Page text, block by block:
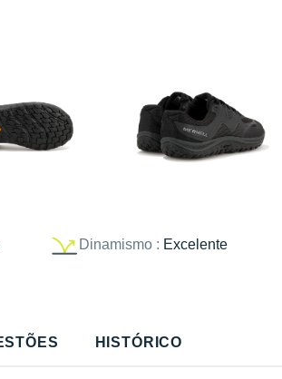
Dinamismo : Excelente
HISTÓRICO